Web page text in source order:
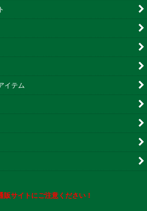
イテム
販サイトにご注意ください！